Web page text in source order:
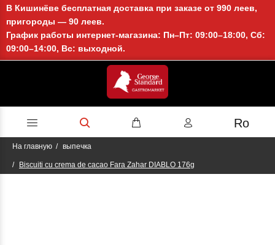
В Кишинёве бесплатная доставка при заказе от 990 леев,
пригороды — 90 леев.
График работы интернет-магазина: Пн–Пт: 09:00–18:00, Сб:
09:00–14:00, Вс: выходной.
Ro
На главную выпечка
Biscuiti cu crema de cacao Fara Zahar DIABLO 176g